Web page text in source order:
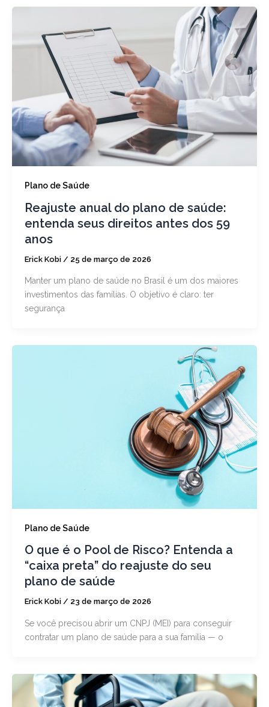
Plano de Saúde
Reajuste anual do plano de saúde:
entenda seus direitos antes dos 59
anos
Erick Kobi / 25 de março de 2026
Manter um plano de saúde no Brasil é um dos maiores
investimentos das famílias. O objetivo é claro: ter
segurança
Plano de Saúde
O que é o Pool de Risco? Entenda a
“caixa preta” do reajuste do seu
plano de saúde
Erick Kobi / 23 de março de 2026
Se você precisou abrir um CNPJ (MEI) para conseguir
contratar um plano de saúde para a sua família — o